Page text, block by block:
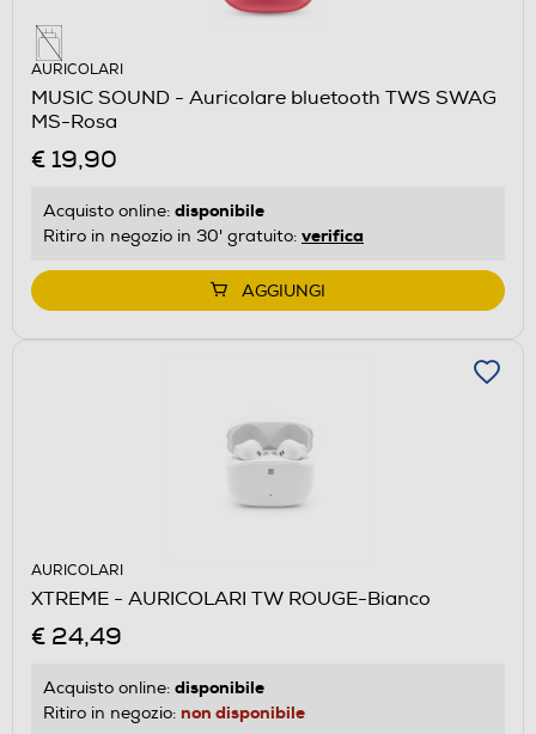
AURICOLARI
MUSIC SOUND - Auricolare bluetooth TWS SWAG
MS-Rosa
€ 19,90
Acquisto online: disponibile
Ritiro in negozio in 30' gratuito: verifica
AGGIUNGI
AURICOLARI
XTREME - AURICOLARI TW ROUGE-Bianco
€ 24,49
Acquisto online: disponibile
Ritiro in negozio: non disponibile